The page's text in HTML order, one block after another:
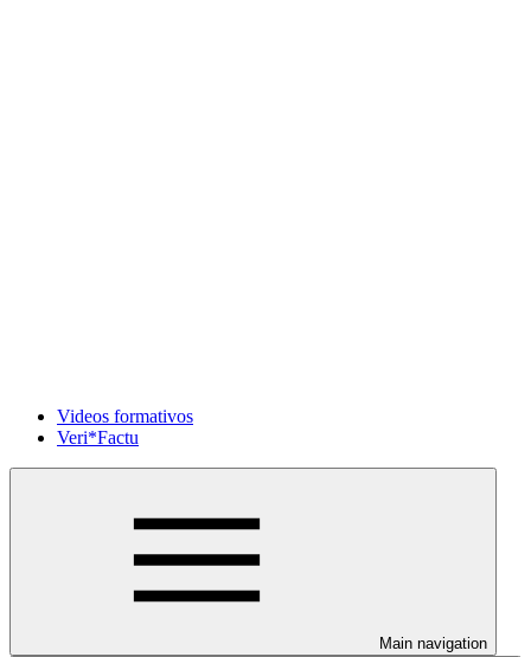
Videos formativos
Veri*Factu
Main navigation